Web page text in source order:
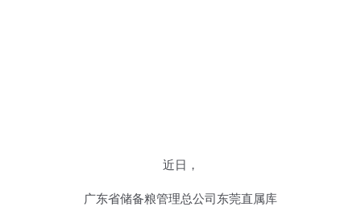
近日，
广东省储备粮管理总公司东莞直属库